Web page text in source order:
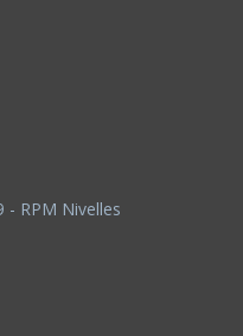
- RPM Nivelles